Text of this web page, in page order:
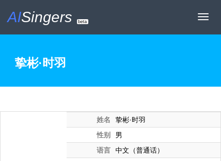
Toggle
AISingers beta
挚彬·时羽
姓名
挚彬·时羽
性别
男
语言
中文（普通话）